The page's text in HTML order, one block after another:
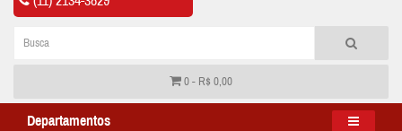
0 - R$ 0,00
Departamentos